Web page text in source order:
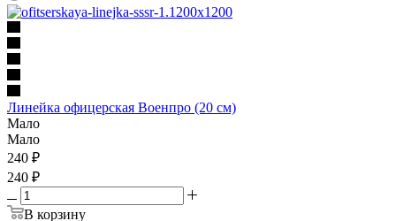
Линейка офицерская Военпро (20 см)
Мало
Мало
240 ₽
240 ₽
В корзину